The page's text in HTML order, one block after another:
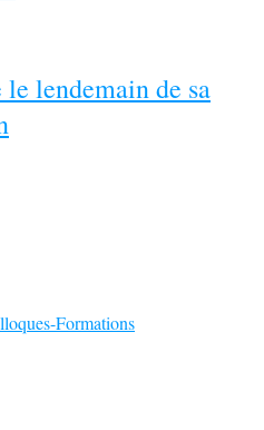
le lendemain de sa
Formations